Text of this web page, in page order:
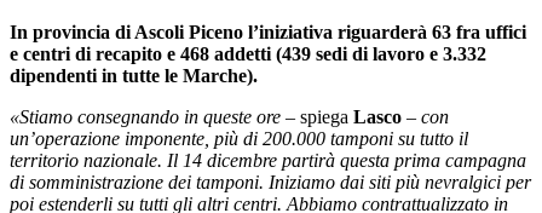
In provincia di Ascoli Piceno l’iniziativa riguarderà 63 fra uffici
e centri di recapito e 468 addetti (439 sedi di lavoro e 3.332
dipendenti in tutte le Marche).
«Stiamo consegnando in queste ore – spiega Lasco – con
un’operazione imponente, più di 200.000 tamponi su tutto il
territorio nazionale. Il 14 dicembre partirà questa prima campagna
di somministrazione dei tamponi. Iniziamo dai siti più nevralgici per
poi estenderli su tutti gli altri centri. Abbiamo contrattualizzato in